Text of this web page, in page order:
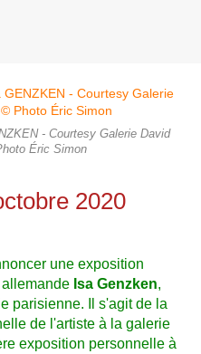
- Courtesy Galerie David
Éric Simon
2020
une exposition
Isa Genzken,
parisienne. Il s'agit de la
de l'artiste à la galerie
exposition personnelle à